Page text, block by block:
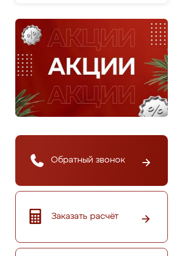
Обратный звонок
Заказать расчёт